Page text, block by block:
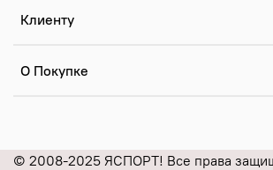
Клиенту
О Покупке
© 2008-2025 ЯСПОРТ! Все права